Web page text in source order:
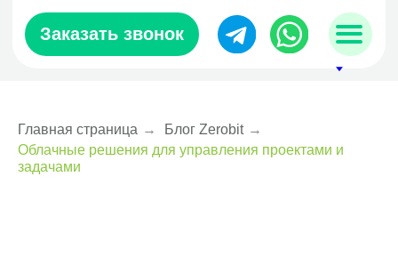
sales@zerobit.kz
Заказать звонок
Главная страница → Блог Zerobit →
Облачные решения для управления проектами и
задачами